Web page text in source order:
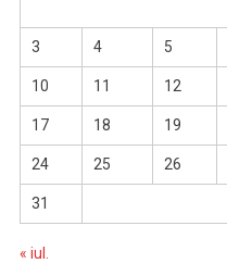
3 4 5
10 11 12
17 18 19
24 25 26
31
« iul.